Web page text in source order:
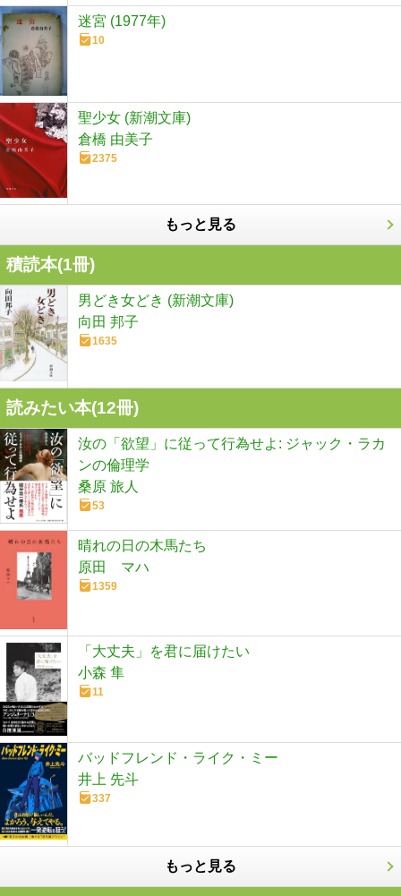
迷宮 (1977年)
10
聖少女 (新潮文庫)
倉橋 由美子
2375
もっと見る
積読本(1冊)
男どき女どき (新潮文庫)
向田 邦子
1635
読みたい本(12冊)
汝の「欲望」に従って行為せよ: ジャック・ラカ
ンの倫理学
桑原 旅人
53
晴れの日の木馬たち
原田 マハ
1359
「大丈夫」を君に届けたい
小森 隼
11
バッドフレンド・ライク・ミー
井上 先斗
337
もっと見る